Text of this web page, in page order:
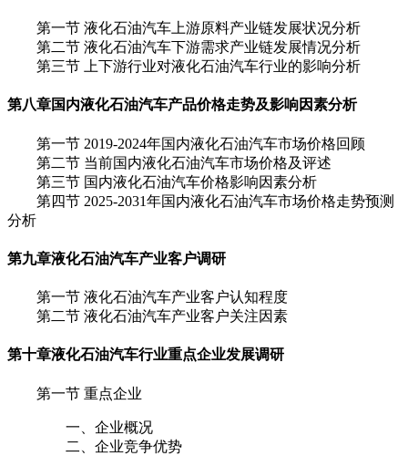
第一节 液化石油汽车上游原料产业链发展状况分析
第二节 液化石油汽车下游需求产业链发展情况分析
第三节 上下游行业对液化石油汽车行业的影响分析
第八章国内液化石油汽车产品价格走势及影响因素分析
第一节 2019-2024年国内液化石油汽车市场价格回顾
第二节 当前国内液化石油汽车市场价格及评述
第三节 国内液化石油汽车价格影响因素分析
第四节 2025-2031年国内液化石油汽车市场价格走势预测
分析
第九章液化石油汽车产业客户调研
第一节 液化石油汽车产业客户认知程度
第二节 液化石油汽车产业客户关注因素
第十章液化石油汽车行业重点企业发展调研
第一节 重点企业
一、企业概况
二、企业竞争优势